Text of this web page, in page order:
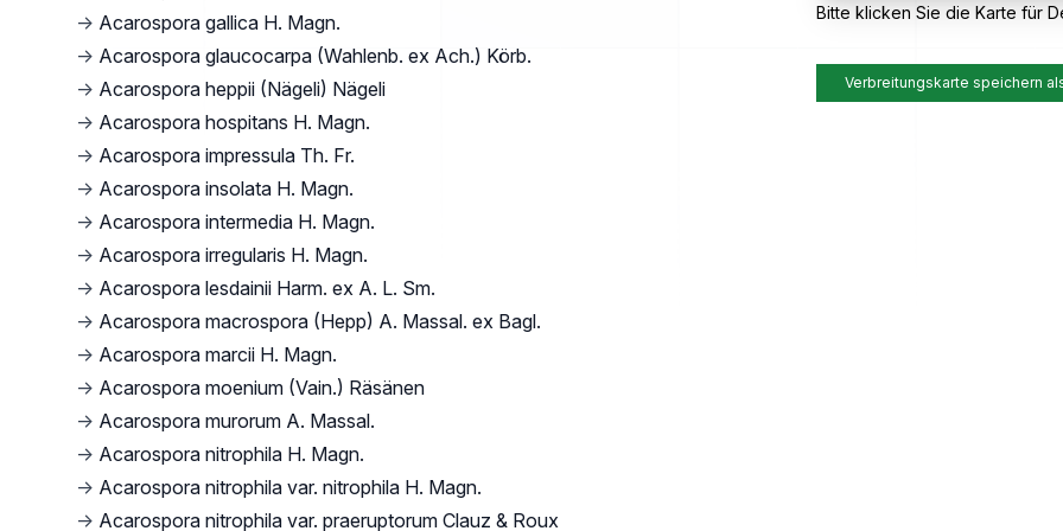
Bitte klicken Sie die Karte für
Verbreitungskarte speichern
→ Acarospora gallica H. Magn.
→ Acarospora glaucocarpa (Wahlenb. ex Ach.) Körb.
→ Acarospora heppii (Nägeli) Nägeli
→ Acarospora hospitans H. Magn.
→ Acarospora impressula Th. Fr.
→ Acarospora insolata H. Magn.
→ Acarospora intermedia H. Magn.
→ Acarospora irregularis H. Magn.
→ Acarospora lesdainii Harm. ex A. L. Sm.
→ Acarospora macrospora (Hepp) A. Massal. ex Bagl.
→ Acarospora marcii H. Magn.
→ Acarospora moenium (Vain.) Räsänen
→ Acarospora murorum A. Massal.
→ Acarospora nitrophila H. Magn.
→ Acarospora nitrophila var. nitrophila H. Magn.
→ Acarospora nitrophila var. praeruptorum Clauz & Roux